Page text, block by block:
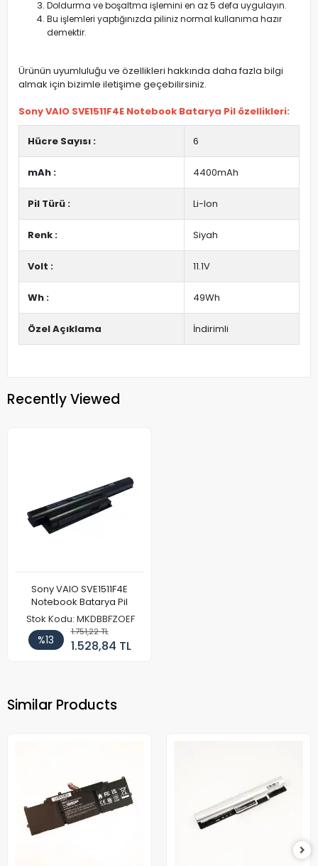
Doldurma ve boşaltma işlemini en az 5 defa uygulayın.
Bu işlemleri yaptığınızda piliniz normal kullanıma hazır
demektir.
Ürünün uyumluluğu ve özellikleri hakkında daha fazla bilgi
almak için bizimle iletişime geçebilirsiniz.
Sony VAIO SVE1511F4E Notebook Batarya Pil özellikleri:
Hücre Sayısı : 6
mAh : 4400mAh
Pil Türü : Li-Ion
Renk : Siyah
Volt : 11.1V
Wh : 49Wh
Özel Açıklama İndirimli
Recently Viewed
Sony VAIO SVE1511F4E
Notebook Batarya Pil
Stok Kodu: MKDBBFZOEF
%13
1.751,22 TL
1.528,84 TL
Similar Products